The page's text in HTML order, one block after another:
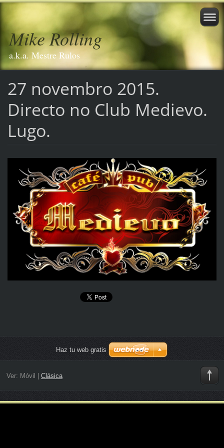
Mike Rolling
a.k.a. Mestre Rulos
27 novembro 2015.
Directo no Club Medievo.
Lugo.
Haz tu web gratis
Ver: Móvil Clásica